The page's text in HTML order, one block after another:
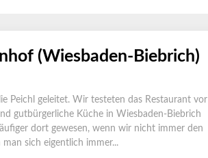
(Wiesbaden-Biebrich)
Peichl geleitet. Wir testeten das Restaurant vor
gutbürgerliche Küche in Wiesbaden-Biebrich
dort gewesen, wenn wir nicht immer den
sich eigentlich immer...